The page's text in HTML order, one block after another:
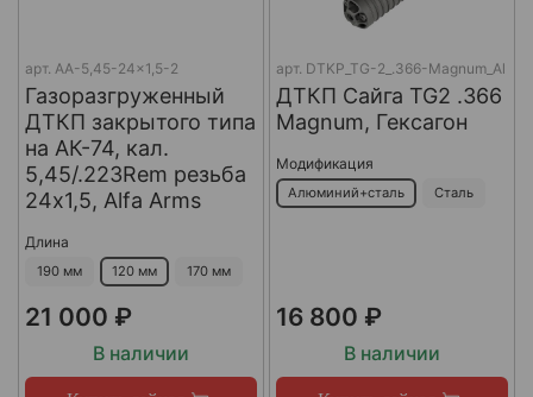
арт. AA-5,45-24x1,5-2
Газоразгруженный
ДТКП закрытого типа
на АК-74, кал.
5,45/.223Rem резьба
24х1,5, Alfa Arms
Длина
190 мм 120 мм 170 мм
21 000 ₽
В наличии
арт. DTKP_TG-2_.366-Magnum_Al
ДТКП Сайга TG2 .366
Magnum, Гексагон
Модификация
Алюминий+сталь Сталь
16 800 ₽
В наличии